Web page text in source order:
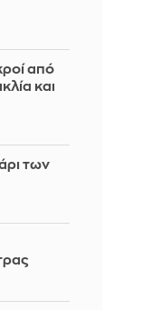
από
και
των